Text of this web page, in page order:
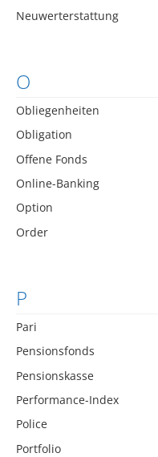
Neuwerterstattung
O
Obliegenheiten
Obligation
Offene Fonds
Online-Banking
Option
Order
P
Pari
Pensionsfonds
Pensionskasse
Performance-Index
Police
Portfolio